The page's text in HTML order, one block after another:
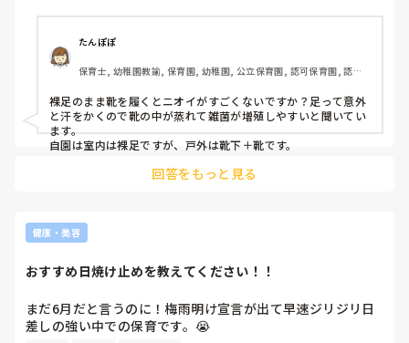
たんぽぽ
保育士, 幼稚園教諭, 保育園, 幼稚園, 公立保育園, 認可保育園, 認
裸足のまま靴を履くとニオイがすごくないですか？足って意外
と汗をかくので靴の中が蒸れて雑菌が増殖しやすいと聞いてい
ます。
自園は室内は裸足ですが、戸外は靴下＋靴です。
回答をもっと見る
健康・美容
おすすめ日焼け止めを教えてください！！
まだ6月だと言うのに！梅雨明け宣言が出て早速ジリジリ日
差しの強い中での保育です。😭